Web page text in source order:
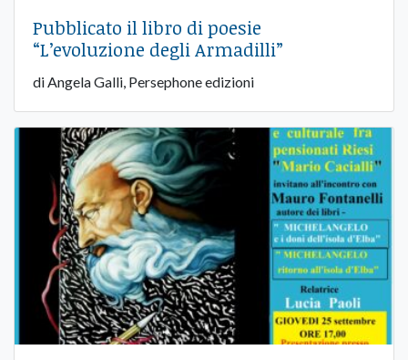
Pubblicato il libro di poesie
“L’evoluzione degli Armadilli”
di Angela Galli, Persephone edizioni